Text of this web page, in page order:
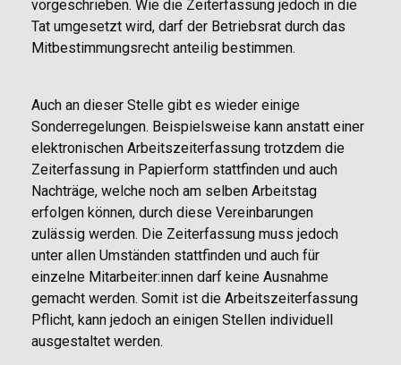
vorgeschrieben. Wie die Zeiterfassung jedoch in die
Tat umgesetzt wird, darf der Betriebsrat durch das
Mitbestimmungsrecht anteilig bestimmen.
Auch an dieser Stelle gibt es wieder einige
Sonderregelungen. Beispielsweise kann anstatt einer
elektronischen Arbeitszeiterfassung trotzdem die
Zeiterfassung in Papierform stattfinden und auch
Nachträge, welche noch am selben Arbeitstag
erfolgen können, durch diese Vereinbarungen
zulässig werden. Die Zeiterfassung muss jedoch
unter allen Umständen stattfinden und auch für
einzelne Mitarbeiter:innen darf keine Ausnahme
gemacht werden. Somit ist die Arbeitszeiterfassung
Pflicht, kann jedoch an einigen Stellen individuell
ausgestaltet werden.